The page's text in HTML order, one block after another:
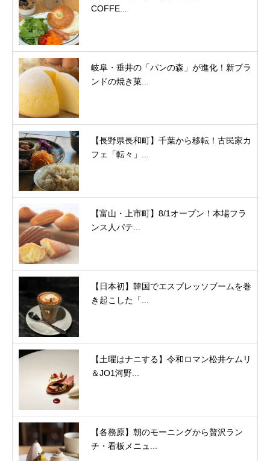
COFFE...
岐阜・垂井の「パンの森」が進化！新ブラ
ンドの焼き菓...
【長野県長和町】千葉から移転！古民家カ
フェ「転々」...
【富山・上市町】8/1オープン！本場フラ
ンス人パテ...
【日本初】韓国でエスプレッソブームを巻
き起こした「...
【土曜はナニする】令和ロマン松井ケムリ
＆JO1河野...
【各務原】朝のモーニングから贅沢ラン
チ・看板メニュ...